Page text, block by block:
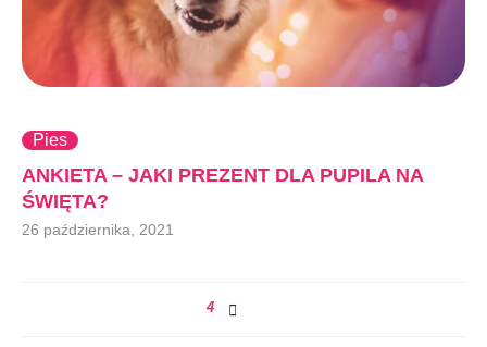
Pies
ANKIETA – JAKI PREZENT DLA PUPILA NA
ŚWIĘTA?
26 października, 2021
4